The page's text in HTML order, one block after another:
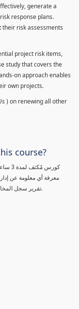
generate a
response plans.
risk assessments
project risk items,
study that covers the
on approach enables
own projects.
) on renewing all other
course?
معرفة أي معلومة عن
تقرير سجل المخاطر بالإضافة الى المقدرة التامية لإدارة مخاطر المشاريع.